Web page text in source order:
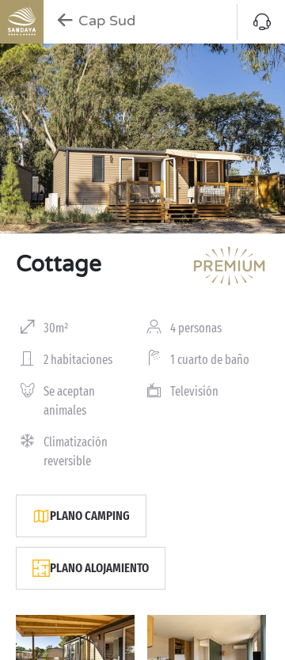
Cap Sud
Cottage
30m² 4 personas
2 habitaciones 1 cuarto de baño
Se aceptan
animales
Televisión
Climatización
reversible
PLANO CAMPING
PLANO ALOJAMIENTO